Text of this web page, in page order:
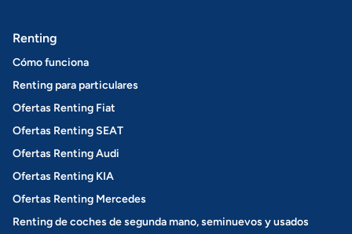
Renting
Cómo funciona
Renting para particulares
Ofertas Renting Fiat
Ofertas Renting SEAT
Ofertas Renting Audi
Ofertas Renting KIA
Ofertas Renting Mercedes
Renting de coches de segunda mano, seminuevos y usados